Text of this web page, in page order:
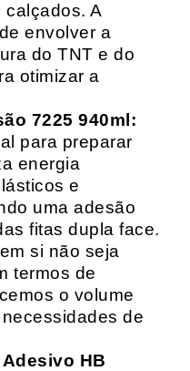
calçados. A
envolver a
do TNT e do
otimizar a
7225 940ml:
para preparar
energia
e
uma adesão
fitas dupla face.
si não seja
termos de
o volume
de
HB